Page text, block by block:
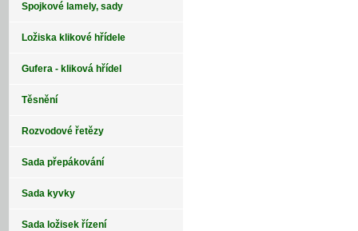
Spojkové lamely, sady
Ložiska klikové hřídele
Gufera - kliková hřídel
Těsnění
Rozvodové řetězy
Sada přepákování
Sada kyvky
Sada ložisek řízení